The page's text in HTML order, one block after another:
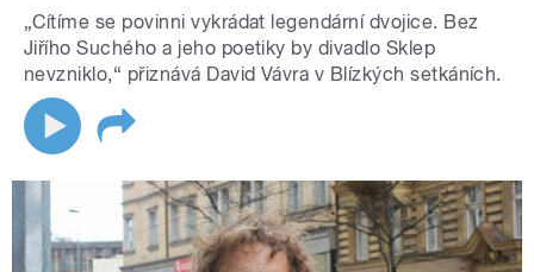
„Cítíme se povinni vykrádat legendární dvojice. Bez
Jiřího Suchého a jeho poetiky by divadlo Sklep
nevzniklo,“ přiznává David Vávra v Blízkých setkáních.